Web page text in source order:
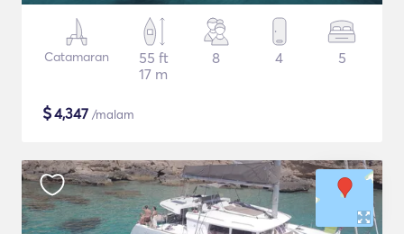
Catamaran
55 ft
17 m
8 4 5
$4,347 /malam